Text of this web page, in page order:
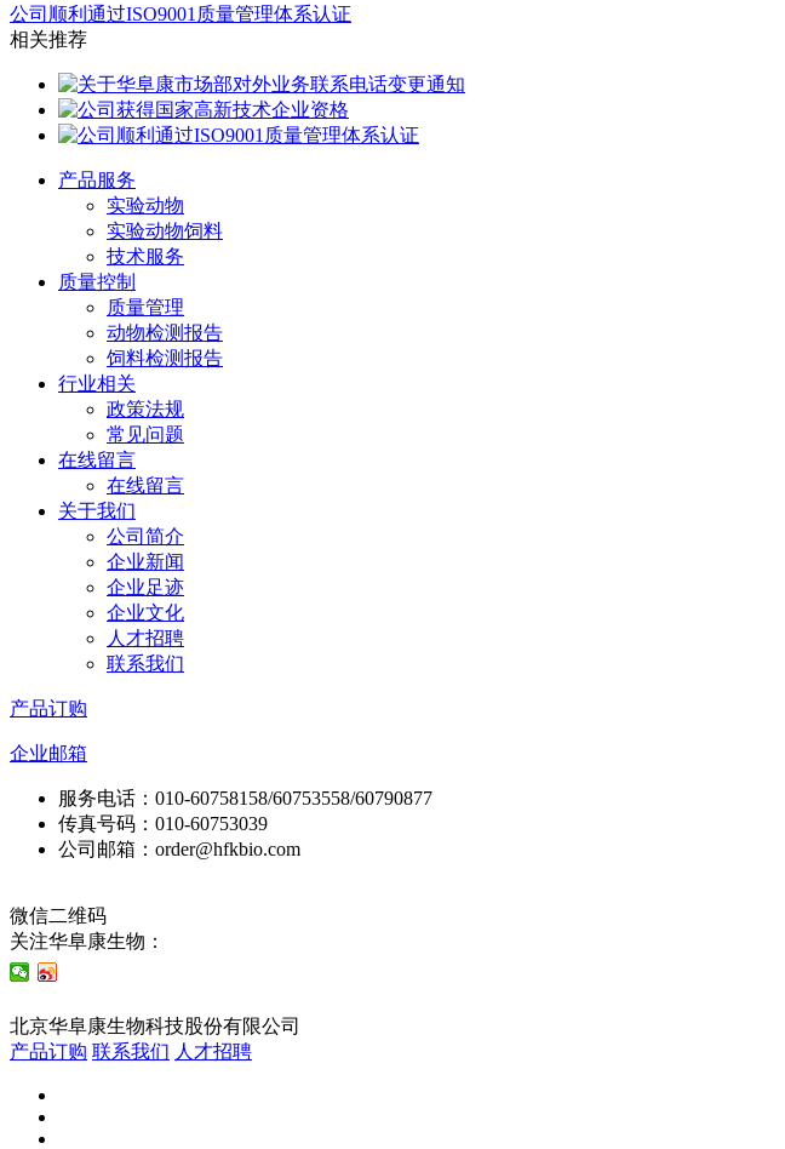
公司顺利通过ISO9001质量管理体系认证
相关推荐
产品服务
实验动物
实验动物饲料
技术服务
质量控制
质量管理
动物检测报告
饲料检测报告
行业相关
政策法规
常见问题
在线留言
在线留言
关于我们
公司简介
企业新闻
企业足迹
企业文化
人才招聘
联系我们
产品订购
企业邮箱
服务电话：010-60758158/60753558/60790877
传真号码：010-60753039
公司邮箱：order@hfkbio.com
微信二维码
关注华阜康生物：
北京华阜康生物科技股份有限公司
产品订购 联系我们 人才招聘